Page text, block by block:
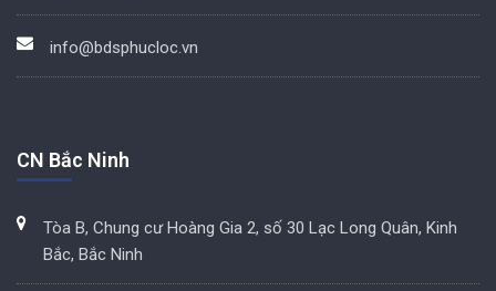
info@bdsphucloc.vn
CN Bắc Ninh
Tòa B, Chung cư Hoàng Gia 2, số 30 Lạc Long Quân, Kinh
Bắc, Bắc Ninh